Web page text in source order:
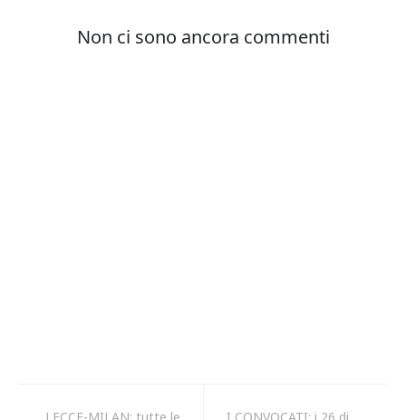
LECCE-MILAN: tutte le
I CONVOCATI: i 26 di